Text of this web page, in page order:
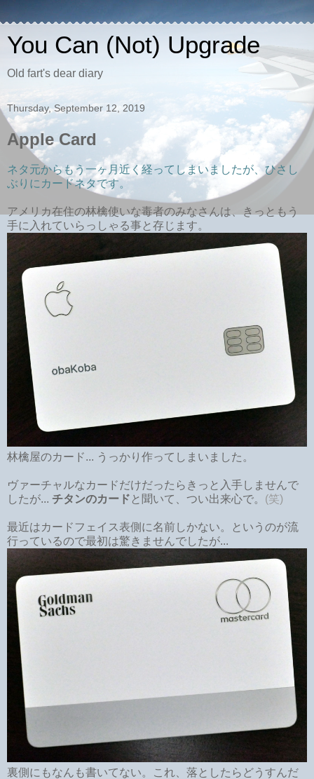
You Can (Not) Upgrade
Old fart's dear diary
Thursday, September 12, 2019
Apple Card
ネタ元からもう一ヶ月近く経ってしまいましたが、ひさし
ぶりにカードネタです。
アメリカ在住の林檎使いな毒者のみなさんは、きっともう
手に入れていらっしゃる事と存じます。
林檎屋のカード... うっかり作ってしまいました。
ヴァーチャルなカードだけだったらきっと入手しませんで
したが... チタンのカード と聞いて、つい出来心で。 (笑)
最近はカードフェイス表側に名前しかない。というのが流
行っているので最初は驚きませんでしたが...
裏側にもなんも書いてない。これ、落としたらどうすんだ